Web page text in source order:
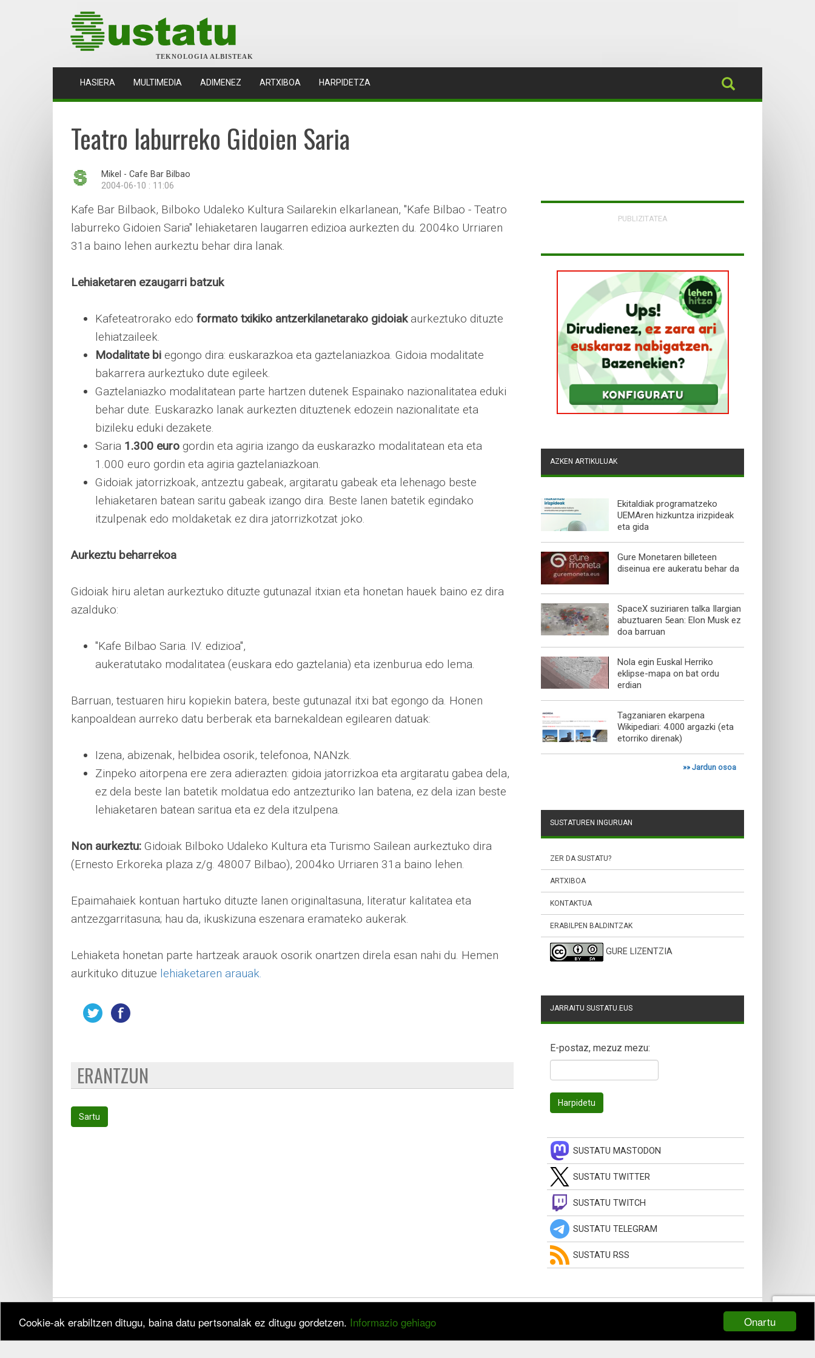
Onartu
Cookie-ak erabiltzen ditugu, baina datu pertsonalak ez ditugu gordetzen. Informazio gehiago
TEKNOLOGIA ALBISTEAK
HASIERA (CURRENT)
MULTIMEDIA ADIMENEZ ARTXIBOA HARPIDETZA
Teatro laburreko Gidoien Saria
Mikel - Cafe Bar Bilbao
2004-06-10 : 11:06
Kafe Bar Bilbaok, Bilboko Udaleko Kultura Sailarekin elkarlanean, "Kafe Bilbao - Teatro
laburreko Gidoien Saria" lehiaketaren laugarren edizioa aurkezten du. 2004ko Urriaren
31a baino lehen aurkeztu behar dira lanak.
Lehiaketaren ezaugarri batzuk
Kafeteatrorako edo formato txikiko antzerkilanetarako gidoiakaurkeztuko dituzte
lehiatzaileek.
Modalitate bi egongo dira: euskarazkoa eta gaztelaniazkoa. Gidoia modalitate
bakarrera aurkeztuko dute egileek.
Gaztelaniazko modalitatean parte hartzen dutenek Espainako nazionalitatea eduki
behar dute. Euskarazko lanak aurkezten dituztenek edozein nazionalitate eta
bizileku eduki dezakete.
Saria 1.300 euro gordin eta agiria izango da euskarazko modalitatean eta eta
1.000 euro gordin eta agiria gaztelaniazkoan.
Gidoiak jatorrizkoak, antzeztu gabeak, argitaratu gabeak eta lehenago beste
lehiaketaren batean saritu gabeak izango dira. Beste lanen batetik egindako
itzulpenak edo moldaketak ez dira jatorrizkotzat joko.
Aurkeztu beharrekoa
Gidoiak hiru aletan aurkeztuko dituzte gutunazal itxian eta honetan hauek baino ez dira
azalduko:
"Kafe Bilbao Saria. IV. edizioa",
aukeratutako modalitatea (euskara edo gaztelania) eta izenburua edo lema.
Barruan, testuaren hiru kopiekin batera, beste gutunazal itxi bat egongo da. Honen
kanpoaldean aurreko datu berberak eta barnekaldean egilearen datuak:
Izena, abizenak, helbidea osorik, telefonoa, NANzk.
Zinpeko aitorpena ere zera adierazten: gidoia jatorrizkoa eta argitaratu gabea dela,
ez dela beste lan batetik moldatua edo antzezturiko lan batena, ez dela izan beste
lehiaketaren batean saritua eta ez dela itzulpena.
Non aurkeztu: Gidoiak Bilboko Udaleko Kultura eta Turismo Sailean aurkeztuko dira
(Ernesto Erkoreka plaza z/g. 48007 Bilbao), 2004ko Urriaren 31a baino lehen.
Epaimahaiek kontuan hartuko dituzte lanen originaltasuna, literatur kalitatea eta
antzezgarritasuna; hau da, ikuskizuna eszenara eramateko aukerak.
Lehiaketa honetan parte hartzeak arauok osorik onartzen direla esan nahi du. Hemen
aurkituko dituzue lehiaketaren arauak.
ERANTZUN
Sartu
PUBLIZITATEA
AZKEN ARTIKULUAK
Ekitaldiak programatzeko
UEMAren hizkuntza irizpideak
eta gida
Gure Monetaren billeteen
diseinua ere aukeratu behar da
SpaceX suziriaren talka Ilargian
abuztuaren 5ean: Elon Musk ez
doa barruan
Nola egin Euskal Herriko
eklipse-mapa on bat ordu
erdian
Tagzaniaren ekarpena
Wikipediari: 4.000 argazki (eta
etorriko direnak)
»»Jardun osoa
SUSTATUREN INGURUAN
ZER DA SUSTATU?
ARTXIBOA
KONTAKTUA
ERABILPEN BALDINTZAK
GURE LIZENTZIA
JARRAITU SUSTATU.EUS
E-postaz, mezuz mezu:
SUSTATU MASTODON
SUSTATU TWITTER
SUSTATU TWITCH
SUSTATU TELEGRAM
SUSTATU RSS